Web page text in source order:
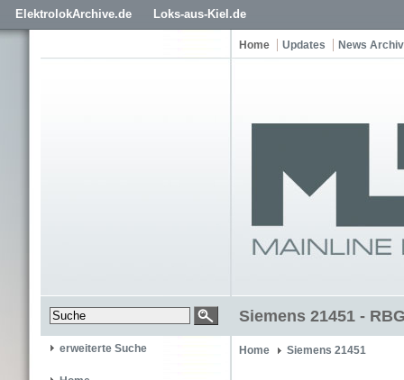
ElektrolokArchive.de Loks-aus-Kiel.de
Home Updates News Archiv
Siemens 21451 -
erweiterte Suche Home Siemens 21451